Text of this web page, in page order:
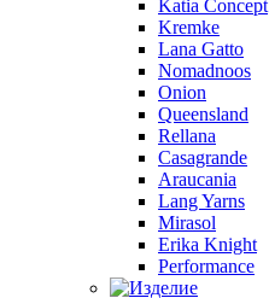
Katia Concept
Kremke
Lana Gatto
Nomadnoos
Onion
Queensland
Rellana
Casagrande
Araucania
Lang Yarns
Mirasol
Erika Knight
Performance